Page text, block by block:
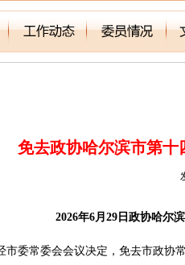
免去政协哈尔滨市第
2026年6月29日政协哈尔滨
委常委会会议决定，免去市政协